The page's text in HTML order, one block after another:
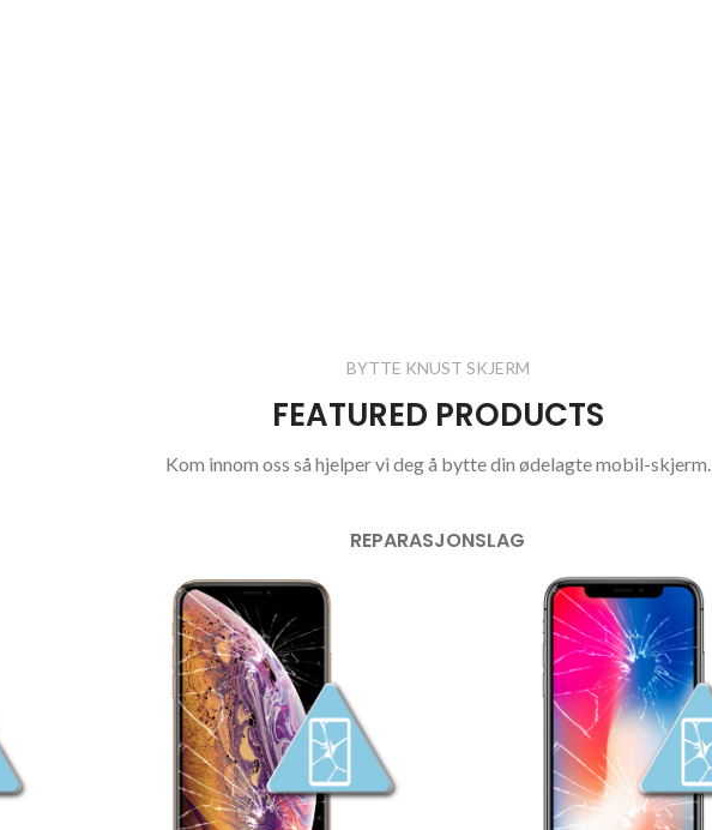
BYTTE KNUST SKJERM
FEATURED PRODUCTS
Kom innom oss så hjelper vi deg å bytte din ødelagte mobil-skjerm.
REPARASJONSLAG